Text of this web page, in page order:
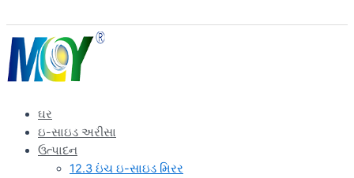
ઘર
ઇ-સાઇડ અરીસા
ઉત્પાદન
12.3 ઇંચ ઇ-સાઇડ મિરર